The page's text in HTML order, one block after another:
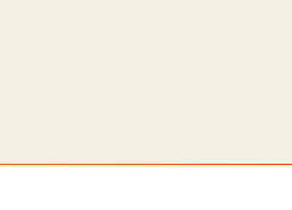
企画・提案